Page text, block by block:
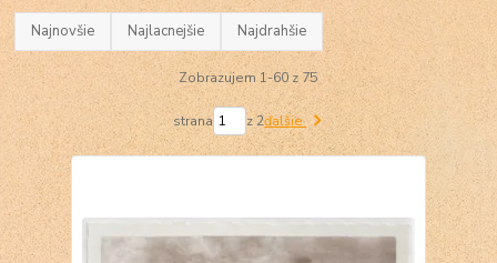
Najnovšie Najlacnejšie Najdrahšie
Zobrazujem 1-60 z 75
strana z 2ďalšie